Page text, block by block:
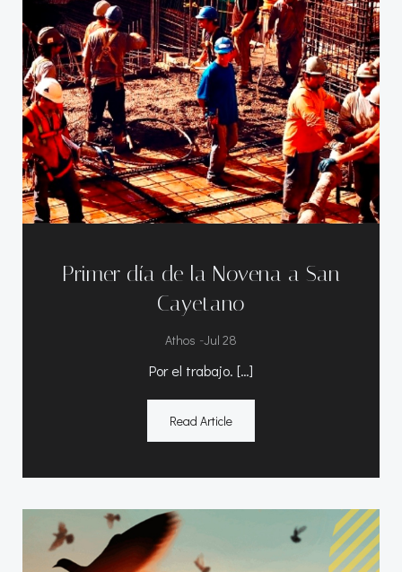
Primer día de la Novena a San
Cayetano
Athos -Jul 28
Por el trabajo. […]
Read Article